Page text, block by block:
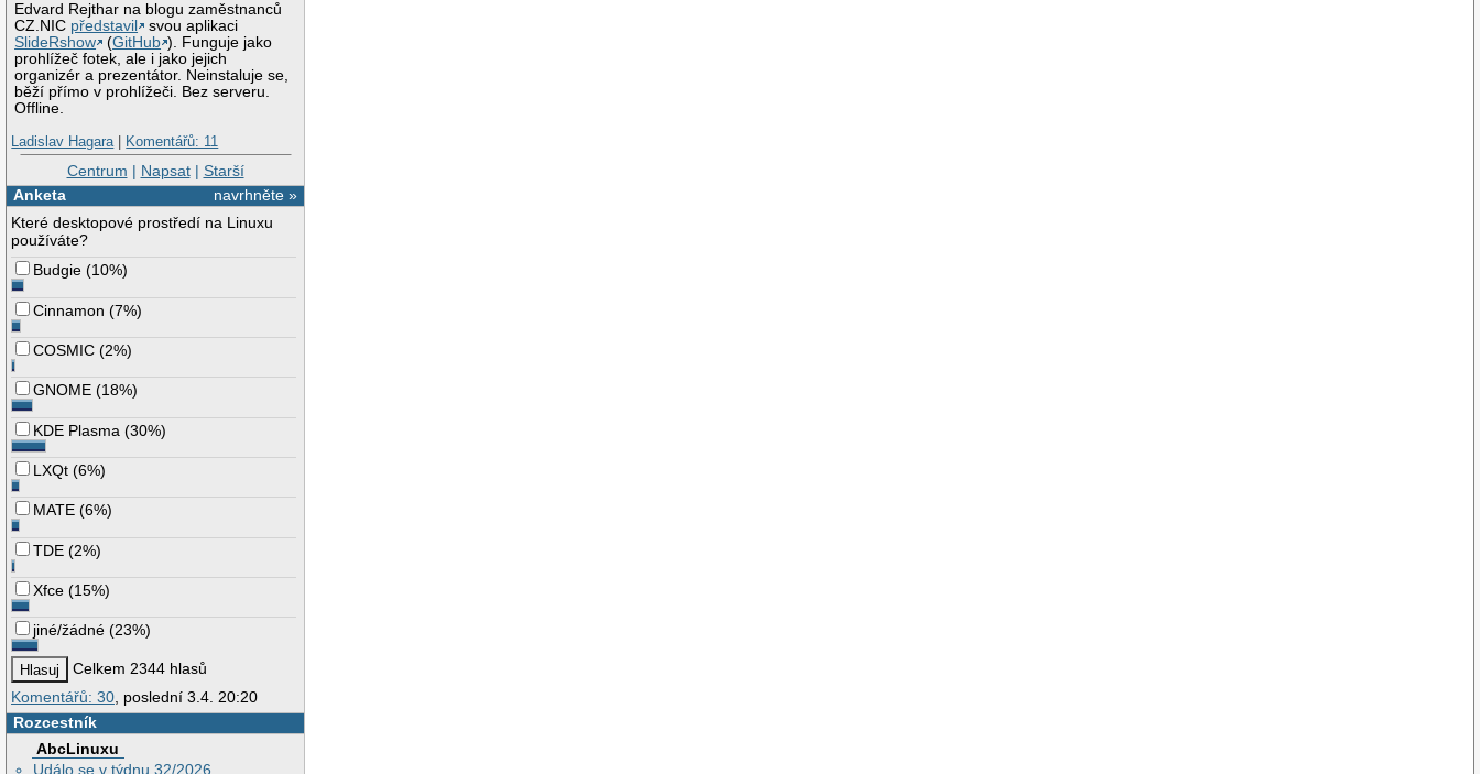
Edvard Rejthar na blogu zaměstnanců
CZ.NIC představil
svou aplikaci
SlideRshow
(GitHub ). Funguje jako
prohlížeč fotek, ale i jako jejich
organizér a prezentátor. Neinstaluje se,
běží přímo v prohlížeči. Bez serveru.
Offline.
Ladislav Hagara| Komentářů: 11
Centrum | Napsat| Starší
navrhněte »
Anketa
Které desktopové prostředí na Linuxu
používáte?
Budgie (10%)
Cinnamon (7%)
COSMIC (2%)
GNOME (18%)
KDE Plasma (30%)
LXQt (6%)
MATE (6%)
TDE (2%)
Xfce (15%)
jiné/žádné (23%)
Celkem 2344 hlasů
Komentářů: 30 , poslední 3.4. 20:20
Rozcestník
AbcLinuxu
Událo se v týdnu 32/2026